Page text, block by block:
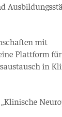
mit
Plattform
in